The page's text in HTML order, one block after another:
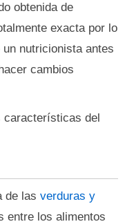
obtenida de
exacta por lo
nutricionista antes
cambios
características del
de las verduras y
entre los alimentos